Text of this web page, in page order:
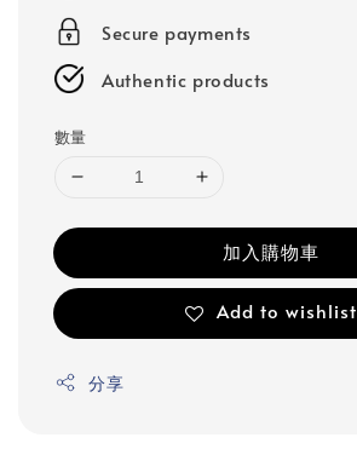
Secure payments
Authentic products
數量
加入購物車
Add to wishlist
分享